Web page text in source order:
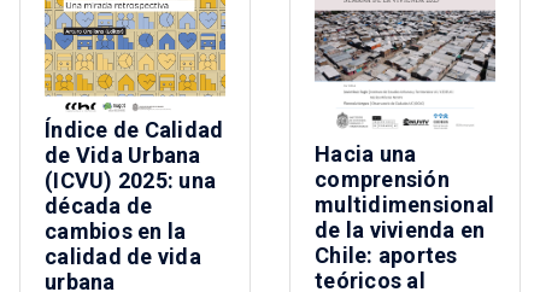
Índice de Calidad
de Vida Urbana
(ICVU) 2025: una
década de
cambios en la
calidad de vida
urbana
Hacia una
comprensión
multidimensional
de la vivienda en
Chile: aportes
teóricos al